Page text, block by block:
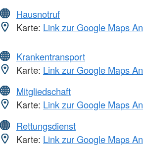
Hausnotruf
Karte: Link zur Google Maps
Krankentransport
Karte: Link zur Google Maps
Mitgliedschaft
Karte: Link zur Google Maps
Rettungsdienst
Karte: Link zur Google Maps